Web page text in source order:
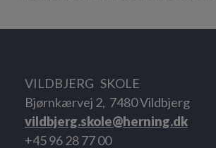
VILDBJERG SKOLE
Bjørnkærvej 2, 7480 Vildbjerg
vildbjerg.skole@herning.dk
+45 96 28 77 00